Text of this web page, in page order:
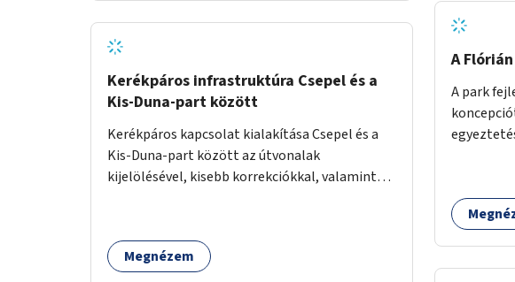
Kerékpáros infrastruktúra Csepel és a
Kis-Duna-part között
Kerékpáros kapcsolat kialakítása Csepel és a
Kis-Duna-part között az útvonalak
kijelölésével, kisebb korrekciókkal, valamint
Megnézem
A
A park
minősége.